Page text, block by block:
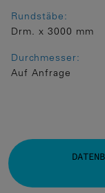
Rundstäbe:
Drm. x 3000 mm
Durchmesser:
Auf Anfrage
Google
Marketing
Google Tag